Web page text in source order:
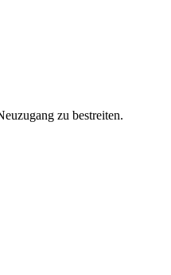
zu bestreiten.